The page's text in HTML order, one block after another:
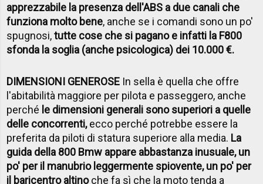
apprezzabile la presenza dell'ABS a due canali che
funziona molto bene, anche se i comandi sono un po'
spugnosi,tutte cose che si pagano e infatti la F800
sfonda la soglia (anche psicologica) dei 10.000 €.
DIMENSIONI GENEROSE In sella è quella che offre
l'abitabilità maggiore per pilota e passeggero, anche
perché le dimensioni generali sono superiori a quelle
delle concorrenti,ecco perché potrebbe essere la
preferita da piloti di statura superiore alla media. La
guida della 800 Bmw appare abbastanza inusuale, un
po' per il manubrio leggermente spiovente, un po' per
il baricentro altinoche fa sì che la moto tenda a